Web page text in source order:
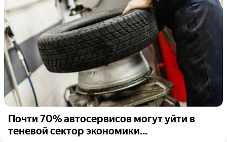
Почти 70% автосервисов могут уйти в
теневой сектор экономики...